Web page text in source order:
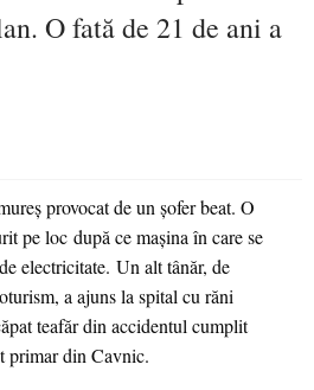
O fată de 21 de ani a
provocat de un şofer beat. O
pe loc după ce maşina în care se
electricitate. Un alt tânăr, de
a ajuns la spital cu răni
teafăr din accidentul cumplit
primar din Cavnic.